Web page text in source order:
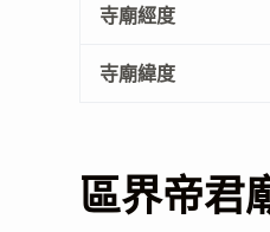
寺廟經度
寺廟緯度
區界帝君